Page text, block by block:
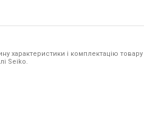
характеристики і комплектацію товару
Seiko.